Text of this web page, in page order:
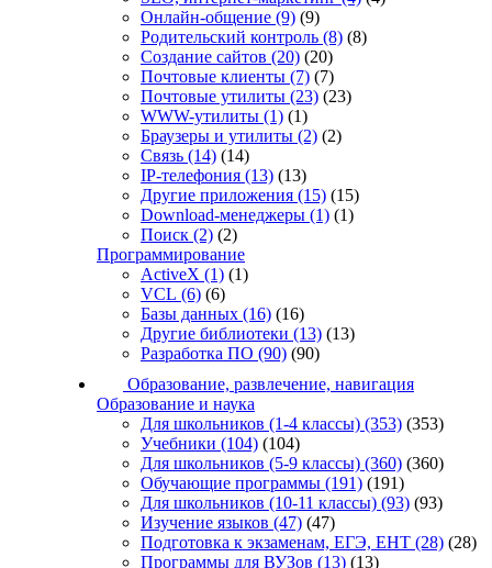
Онлайн-общение (9) (9)
Родительский контроль (8) (8)
Создание сайтов (20) (20)
Почтовые клиенты (7) (7)
Почтовые утилиты (23) (23)
WWW-утилиты (1) (1)
Браузеры и утилиты (2) (2)
Связь (14) (14)
IP-телефония (13) (13)
Другие приложения (15) (15)
Download-менеджеры (1) (1)
Поиск (2) (2)
Программирование
ActiveX (1) (1)
VCL (6) (6)
Базы данных (16) (16)
Другие библиотеки (13) (13)
Разработка ПО (90) (90)
Образование, развлечение, навигация
Образование и наука
Для школьников (1-4 классы) (353) (353)
Учебники (104) (104)
Для школьников (5-9 классы) (360) (360)
Обучающие программы (191) (191)
Для школьников (10-11 классы) (93) (93)
Изучение языков (47) (47)
Подготовка к экзаменам, ЕГЭ, ЕНТ (28) (28)
Программы для ВУЗов (13) (13)